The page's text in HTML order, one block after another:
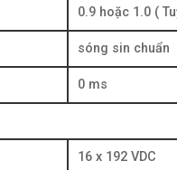
0.9 hoặc 1.0 (
sóng sin chuẩn
0 ms
16 x 192 VDC